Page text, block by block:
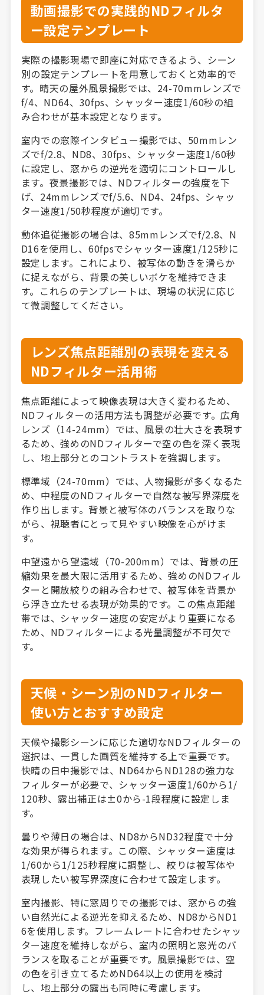
動画撮影での実践的NDフィルタ
ー設定テンプレート
実際の撮影現場で即座に対応できるよう、シーン
別の設定テンプレートを用意しておくと効率的で
す。晴天の屋外風景撮影では、24-70mmレンズで
f/4、ND64、30fps、シャッター速度1/60秒の組
み合わせが基本設定となります。
室内での窓際インタビュー撮影では、50mmレン
ズでf/2.8、ND8、30fps、シャッター速度1/60秒
に設定し、窓からの逆光を適切にコントロールし
ます。夜景撮影では、NDフィルターの強度を下
げ、24mmレンズでf/5.6、ND4、24fps、シャッ
ター速度1/50秒程度が適切です。
動体追従撮影の場合は、85mmレンズでf/2.8、N
D16を使用し、60fpsでシャッター速度1/125秒に
設定します。これにより、被写体の動きを滑らか
に捉えながら、背景の美しいボケを維持できま
す。これらのテンプレートは、現場の状況に応じ
て微調整してください。
レンズ焦点距離別の表現を変える
NDフィルター活用術
焦点距離によって映像表現は大きく変わるため、
NDフィルターの活用方法も調整が必要です。広角
レンズ（14-24mm）では、風景の壮大さを表現す
るため、強めのNDフィルターで空の色を深く表現
し、地上部分とのコントラストを強調します。
標準域（24-70mm）では、人物撮影が多くなるた
め、中程度のNDフィルターで自然な被写界深度を
作り出します。背景と被写体のバランスを取りな
がら、視聴者にとって見やすい映像を心がけま
す。
中望遠から望遠域（70-200mm）では、背景の圧
縮効果を最大限に活用するため、強めのNDフィル
ターと開放絞りの組み合わせで、被写体を背景か
ら浮き立たせる表現が効果的です。この焦点距離
帯では、シャッター速度の安定がより重要になる
ため、NDフィルターによる光量調整が不可欠で
す。
天候・シーン別のNDフィルター
使い方とおすすめ設定
天候や撮影シーンに応じた適切なNDフィルターの
選択は、一貫した画質を維持する上で重要です。
快晴の日中撮影では、ND64からND128の強力な
フィルターが必要で、シャッター速度1/60から1/
120秒、露出補正は±0から-1段程度に設定しま
す。
曇りや薄日の場合は、ND8からND32程度で十分
な効果が得られます。この際、シャッター速度は
1/60から1/125秒程度に調整し、絞りは被写体や
表現したい被写界深度に合わせて設定します。
室内撮影、特に窓周りでの撮影では、窓からの強
い自然光による逆光を抑えるため、ND8からND1
6を使用します。フレームレートに合わせたシャッ
ター速度を維持しながら、室内の照明と窓光のバ
ランスを取ることが重要です。風景撮影では、空
の色を引き立てるためND64以上の使用を検討
し、地上部分の露出も同時に考慮します。